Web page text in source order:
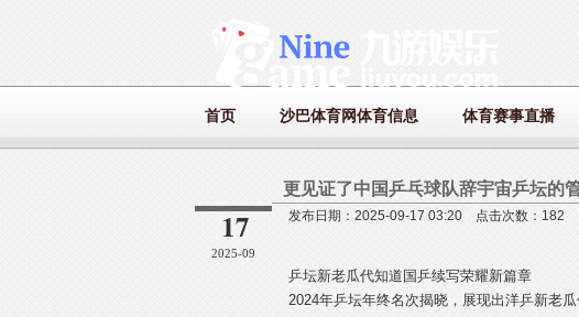
首页 沙巴体育网体育信息 体育赛事直播
17
2025-09
更见证了中国乒乓球队辞宇宙乒坛的
发布日期：2025-09-17 03:20 点击次数：182
乒坛新老瓜代知道国乒续写荣耀新篇章
2024年乒坛年终名次揭晓，展现出洋乒新老